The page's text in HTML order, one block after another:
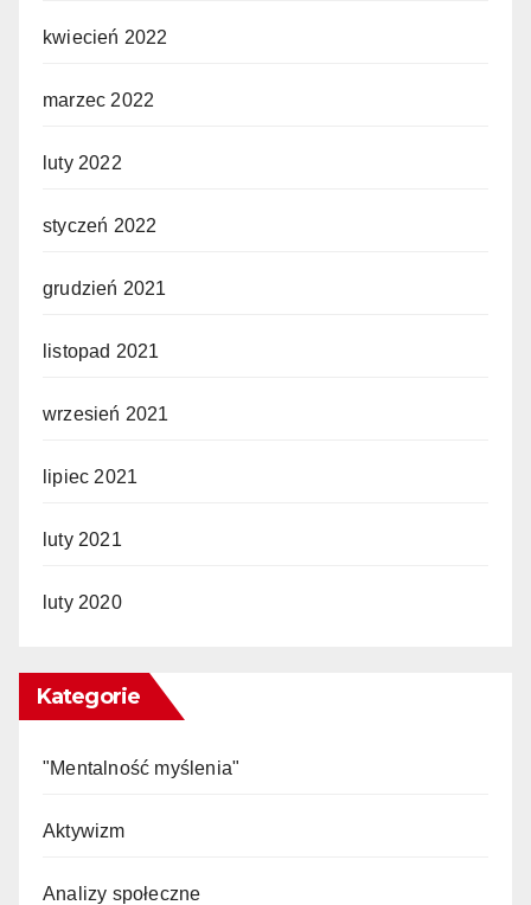
kwiecień 2022
marzec 2022
luty 2022
styczeń 2022
grudzień 2021
listopad 2021
wrzesień 2021
lipiec 2021
luty 2021
luty 2020
Kategorie
"Mentalność myślenia"
Aktywizm
Analizy społeczne